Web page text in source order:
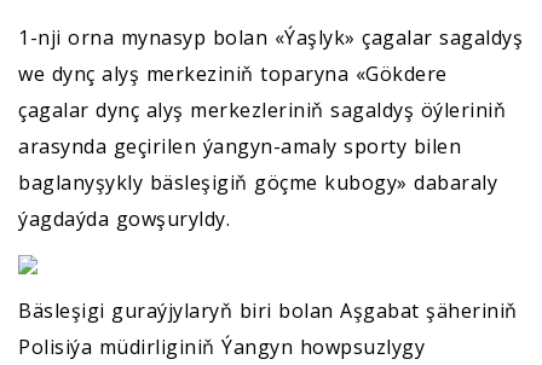
1-nji orna mynasyp bolan «Ýaşlyk» çagalar sagaldyş
we dynç alyş merkeziniň toparyna «Gökdere
çagalar dynç alyş merkezleriniň sagaldyş öýleriniň
arasynda geçirilen ýangyn-amaly sporty bilen
baglanyşykly bäsleşigiň göçme kubogy» dabaraly
ýagdaýda gowşuryldy.
Bäsleşigi guraýjylaryň biri bolan Aşgabat şäheriniň
Polisiýa müdirliginiň Ýangyn howpsuzlygy